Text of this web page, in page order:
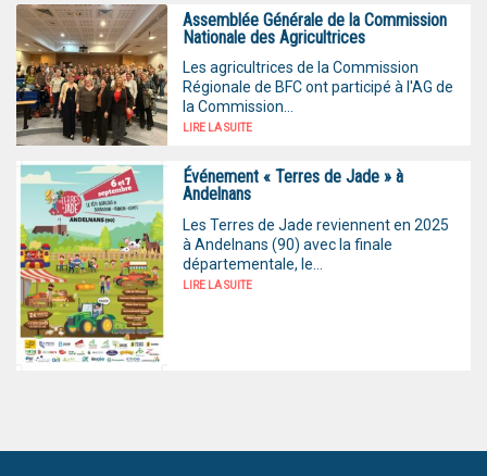
Assemblée Générale de la Commission
Nationale des Agricultrices
Les agricultrices de la Commission
Régionale de BFC ont participé à l'AG de
la Commission...
LIRE LA SUITE
Événement « Terres de Jade » à
Andelnans
Les Terres de Jade reviennent en 2025
à Andelnans (90) avec la finale
départementale, le...
LIRE LA SUITE